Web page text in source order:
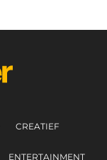
CREATIEF
ENTERTAINMENT